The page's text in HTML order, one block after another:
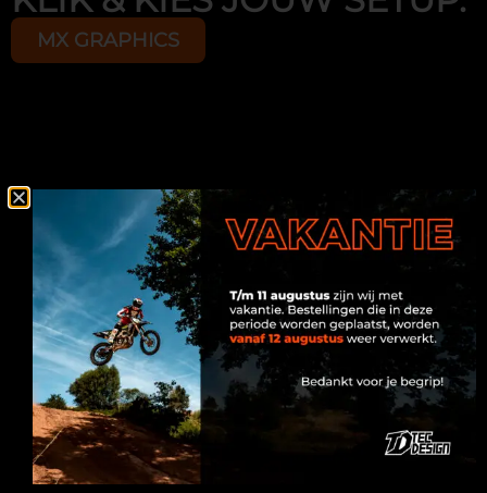
MX GRAPHICS
ONZE MERKEN
Kies eerst jouw motor merk, selecteer daarna een
design dat bij je past en laat deze volledig
personaliseren met je eigen naam, nummer en
logo’s. Zo creëren we een unieke stickerset die
perfect aansluit bij jouw stijl en motor.